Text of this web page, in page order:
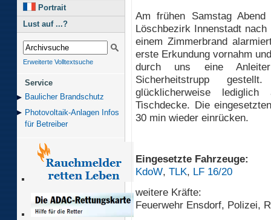
Portrait
Lust auf ...?
Erweiterte Volltextsuche
Service
Baulicher Brand­schutz
Photovoltaik-Anlagen Infos
für Betreiber
Am frühen Samstag
Löschbezirk Innenstadt nach
einem Zimmerbrand
erste Erkundung vornahm
durch uns eine
Sicherheitstrupp
glücklicherweise
Tischdecke. Die
30 min wieder einrücken.
Eingesetzte Fahrzeuge:
KdoW, TLK, LF 16/20
weitere Kräfte:
Feuerwehr Ensdorf, Polizei,